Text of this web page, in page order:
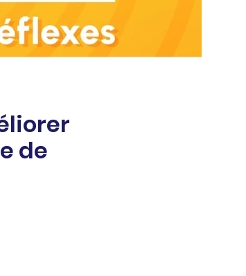
de